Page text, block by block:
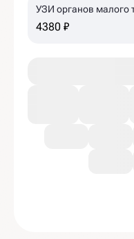
УЗИ органов малого
4380 ₽